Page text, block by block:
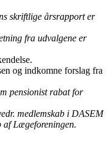
skriftlige årsrapport er
fra udvalgene er
og indkomne forslag fra
pensionist rabat for
medlemskab i DASEM
af Lægeforeningen.